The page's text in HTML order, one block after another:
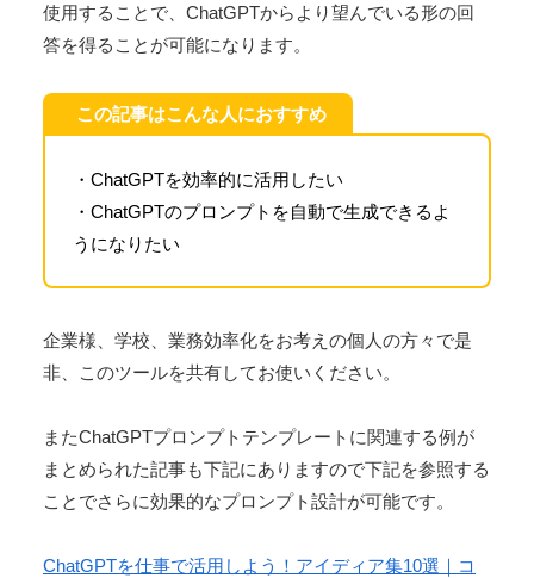
使用することで、ChatGPTからより望んでいる形の回
答を得ることが可能になります。
この記事はこんな人におすすめ
・ChatGPTを効率的に活用したい
・ChatGPTのプロンプトを自動で生成できるよ
うになりたい
企業様、学校、業務効率化をお考えの個人の方々で是
非、このツールを共有してお使いください。
またChatGPTプロンプトテンプレートに関連する例が
まとめられた記事も下記にありますので下記を参照する
ことでさらに効果的なプロンプト設計が可能です。
ChatGPTを仕事で活用しよう！アイディア集10選｜コ